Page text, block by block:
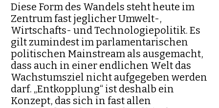
Diese Form des Wandels steht heute im
Zentrum fast jeglicher Um­welt-,
Wirtschafts- und Technologiepolitik. Es
gilt zumindest im parla­mentarischen
politischen Mainstream als ausgemacht,
dass auch in einer endlichen Welt das
Wachstumsziel nicht aufgegeben werden
darf. „Ent­kopplung“ ist deshalb ein
Konzept, das sich in fast allen